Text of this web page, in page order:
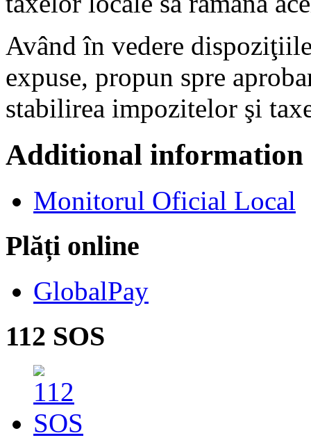
Având în vedere
expuse, propun spre
stabilirea impozitelor şi
Additional information
Monitorul Oficial Local
Plăți online
GlobalPay
112 SOS